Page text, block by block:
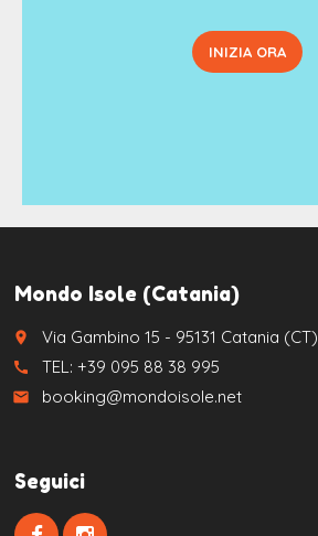
INIZIA ORA
Mondo Isole (Catania)
place Via Gambino 15 - 95131 Catania (CT)
call TEL: +39 095 88 38 995
email booking@mondoisole.net
Seguici